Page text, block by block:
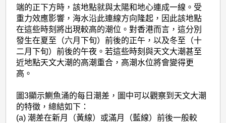
端的正下方時，該地點就與太陽和地心連成一線。受
重力效應影響，海水沿此連線方向隆起，因此該地點
在這些時刻將出現較高的潮位。對香港而言，這分別
發生在夏至（六月下旬）前後的正午，以及冬至（十
二月下旬）前後的午夜。若這些時刻與天文大潮甚至
近地點天文大潮的高潮重合，高潮水位將會變得更
高。
圖3顯示鰂魚涌的每日潮差，圖中可以觀察到天文大潮
的特徵，總結如下：
(a) 潮差在新月（黃線）或滿月（藍線）前後一般較